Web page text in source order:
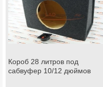
Короб 28 литров под
сабвуфер 10/12 дюймов